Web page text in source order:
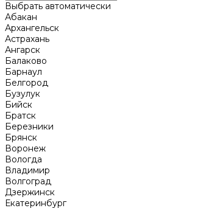
Выбрать автоматически
Абакан
Архангельск
Астрахань
Ангарск
Балаково
Барнаул
Белгород
Бузулук
Бийск
Братск
Березники
Брянск
Воронеж
Вологда
Владимир
Волгоград
Дзержинск
Екатеринбург